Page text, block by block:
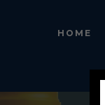
HOME